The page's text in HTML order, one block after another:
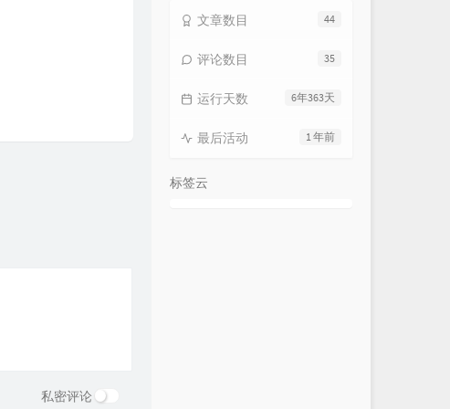
私密评论
44
文章数目
35
评论数目
6年363天
运行天数
1 年前
最后活动
标签云